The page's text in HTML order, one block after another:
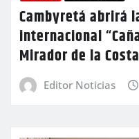
Cambyretá abrirá
internacional
Mirador de la
Editor Noticias